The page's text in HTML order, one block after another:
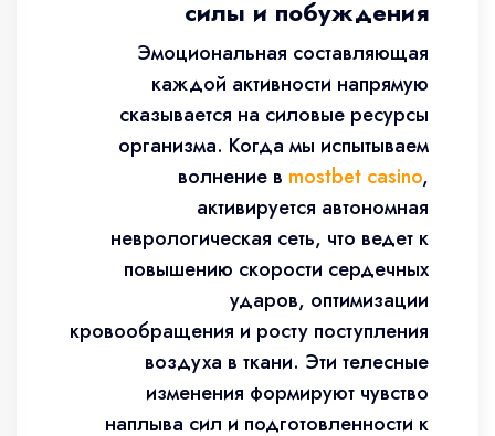
силы и побуждения
Эмоциональная составляющая
каждой активности напрямую
сказывается на силовые ресурсы
организма. Когда мы испытываем
волнение в mostbet casino,
активируется автономная
неврологическая сеть, что ведет к
повышению скорости сердечных
ударов, оптимизации
кровообращения и росту поступления
воздуха в ткани. Эти телесные
изменения формируют чувство
наплыва сил и подготовленности к